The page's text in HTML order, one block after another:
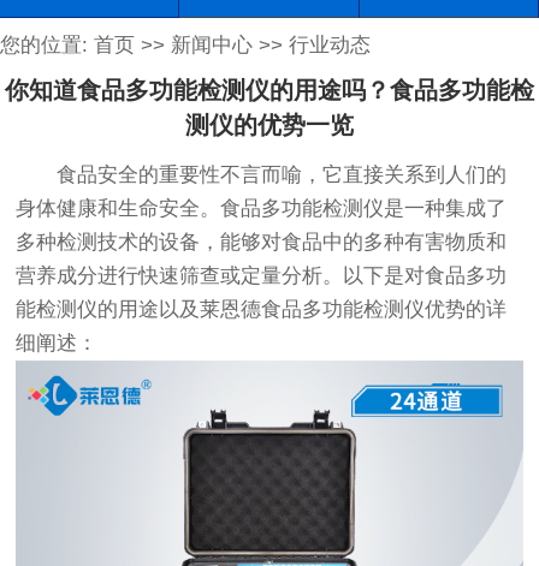
您的位置: 首页 >> 新闻中心 >> 行业动态
你知道食品多功能检测仪的用途吗？食品多功能检
测仪的优势一览
食品安全的重要性不言而喻，它直接关系到人们的
身体健康和生命安全。食品多功能检测仪是一种集成了
多种检测技术的设备，能够对食品中的多种有害物质和
营养成分进行快速筛查或定量分析。以下是对食品多功
能检测仪的用途以及莱恩德食品多功能检测仪优势的详
细阐述：